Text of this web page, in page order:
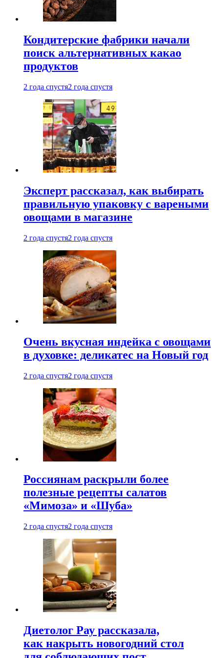
Кондитерские фабрики начали
поиск альтернативных какао
продуктов
2 года спустя2 года спустя
Эксперт рассказал, как выбирать
правильную упаковку с вареными
овощами в магазине
2 года спустя2 года спустя
Очень вкусная индейка с овощами
в духовке: деликатес на Новый год
2 года спустя2 года спустя
Россиянам раскрыли более
полезные рецепты салатов
«Мимоза» и «Шуба»
2 года спустя2 года спустя
Диетолог Рау рассказала,
как накрыть новогодний стол